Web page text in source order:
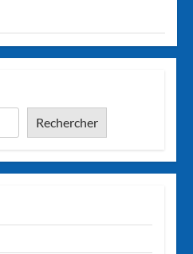
Rechercher